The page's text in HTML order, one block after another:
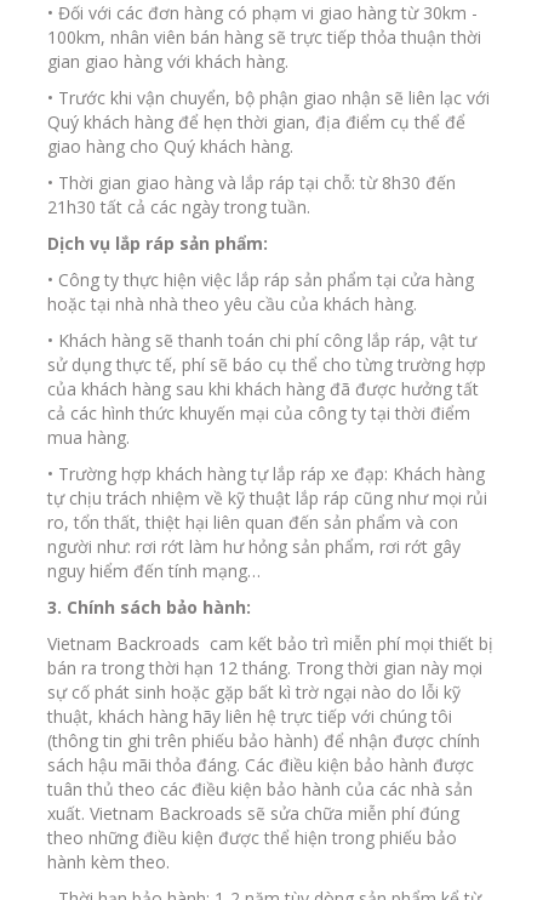
• Đối với các đơn hàng có phạm vi giao hàng từ 30km -
100km, nhân viên bán hàng sẽ trực tiếp thỏa thuận thời
gian giao hàng với khách hàng.
• Trước khi vận chuyển, bộ phận giao nhận sẽ liên lạc với
Quý khách hàng để hẹn thời gian, địa điểm cụ thể để
giao hàng cho Quý khách hàng.
• Thời gian giao hàng và lắp ráp tại chỗ: từ 8h30 đến
21h30 tất cả các ngày trong tuần.
Dịch vụ lắp ráp sản phẩm:
• Công ty thực hiện việc lắp ráp sản phẩm tại cửa hàng
hoặc tại nhà nhà theo yêu cầu của khách hàng.
• Khách hàng sẽ thanh toán chi phí công lắp ráp, vật tư
sử dụng thực tế, phí sẽ báo cụ thể cho từng trường hợp
của khách hàng sau khi khách hàng đã được hưởng tất
cả các hình thức khuyến mại của công ty tại thời điểm
mua hàng.
• Trường hợp khách hàng tự lắp ráp xe đạp: Khách hàng
tự chịu trách nhiệm về kỹ thuật lắp ráp cũng như mọi rủi
ro, tổn thất, thiệt hại liên quan đến sản phẩm và con
người như: rơi rớt làm hư hỏng sản phẩm, rơi rớt gây
nguy hiểm đến tính mạng…
3. Chính sách bảo hành:
Vietnam Backroads cam kết bảo trì miễn phí mọi thiết bị
bán ra trong thời hạn 12 tháng. Trong thời gian này mọi
sự cố phát sinh hoặc gặp bất kì trờ ngại nào do lỗi kỹ
thuật, khách hàng hãy liên hệ trực tiếp với chúng tôi
(thông tin ghi trên phiếu bảo hành) để nhận được chính
sách hậu mãi thỏa đáng. Các điều kiện bảo hành được
tuân thủ theo các điều kiện bảo hành của các nhà sản
xuất. Vietnam Backroads sẽ sửa chữa miễn phí đúng
theo những điều kiện được thể hiện trong phiếu bảo
hành kèm theo.